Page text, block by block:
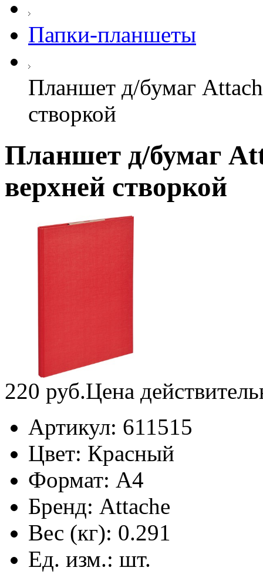
Папки-планшеты
Планшет д/бумаг
створкой
Планшет д/бумаг
верхней створкой
220 руб.Цена
Артикул: 611515
Цвет: Красный
Формат: А4
Бренд: Attache
Вес (кг): 0.291
Ед. изм.: шт.